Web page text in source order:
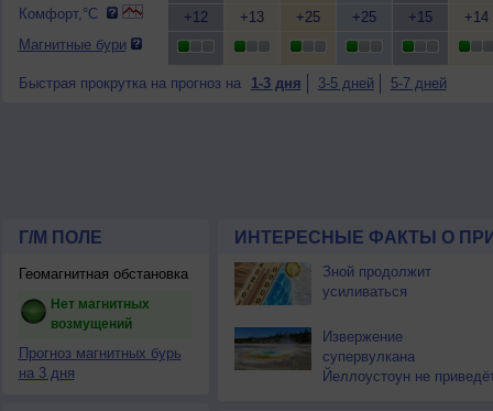
Комфорт,°C
Магнитные бури
+12
+13
+25
+25
+15
+14
Быстрая прокрутка на прогноз на 1-3 дня 3-5 дней 5-7 дней
Г/М ПОЛЕ
Геомагнитная обстановка
Нет магнитных
возмущений
Прогноз магнитных бурь
на 3 дня
ИНТЕРЕСНЫЕ ФАКТЫ О
Зной продолжит
усиливаться
Извержение
супервулкана
Йеллоустоун не